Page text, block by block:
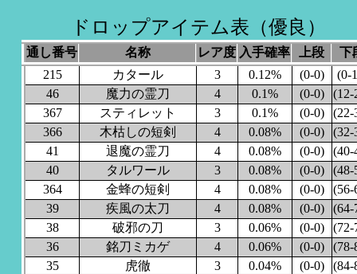
ドロップアイテム表（優良）
通し番号 名称 レア度 入手確率 上段
下
215
カタール 3 0.12% (0-0)
(0-
46
魔力の霊刀 4 0.1% (0-0)
(12-
367
スティレット 3 0.1% (0-0)
(22-
366
木枯しの短剣 4 0.08% (0-0)
(32-
41
退魔の霊刀 4 0.08% (0-0)
(40-
40
タルワール 3 0.08% (0-0)
(48-
364
金蜂の短剣 4 0.08% (0-0)
(56-
39
疾風の太刀 4 0.08% (0-0)
(64-
38
破邪の刀 3 0.06% (0-0)
(72-
36
銘刀ミカゲ 4 0.06% (0-0)
(78-
35
虎徹 3 0.04% (0-0)
(84-